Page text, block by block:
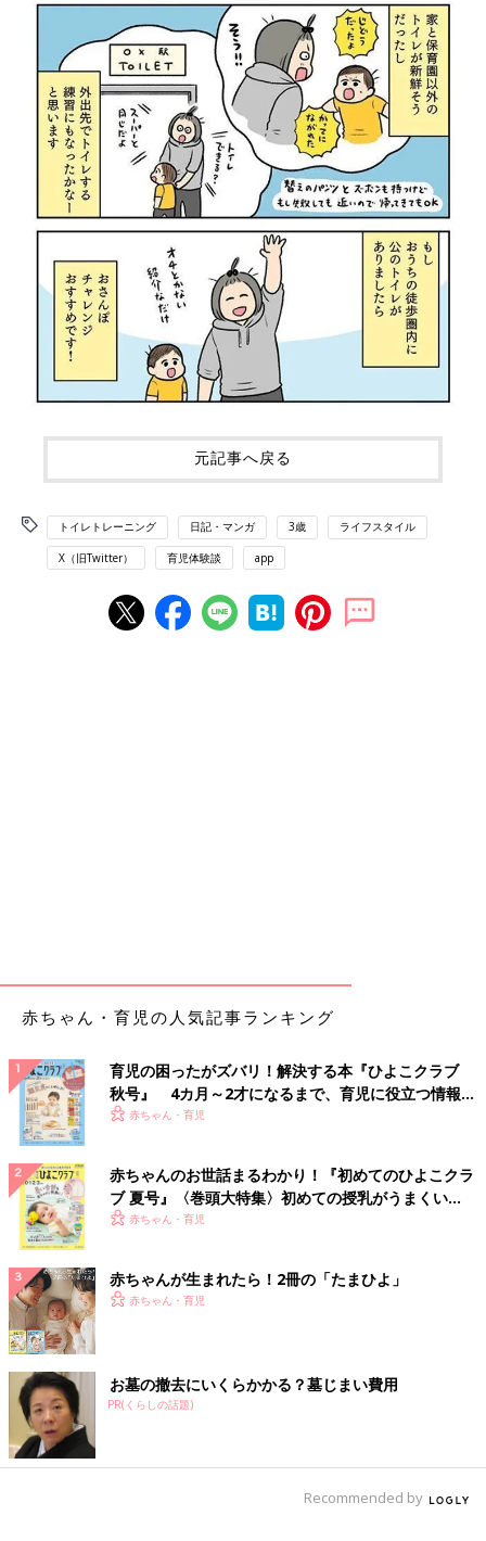
元記事へ戻る
トイレトレーニング 日記・マンガ 3歳 ライフスタイル
X（旧Twitter） 育児体験談 app
赤ちゃん・育児の人気記事ランキング
育児の困ったがズバリ！解決する本『ひよこクラブ
秋号』 4カ月～2才になるまで、育児に役立つ情報が
いっぱい！
赤ちゃん・育児
赤ちゃんのお世話まるわかり！『初めてのひよこクラ
ブ 夏号』〈巻頭大特集〉初めての授乳がうまくい
く！ おっぱい・ミルクの基本と夏のトラブル 解決テ
赤ちゃん・育児
赤ちゃんが生まれたら！2冊の「たまひよ」
赤ちゃん・育児
お墓の撤去にいくらかかる？墓じまい費用
PR(くらしの話題)
Recommended by